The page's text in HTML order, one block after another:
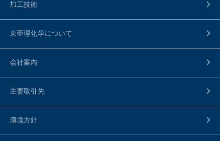
加工技術
東亜理化学について
会社案内
主要取引先
環境方針